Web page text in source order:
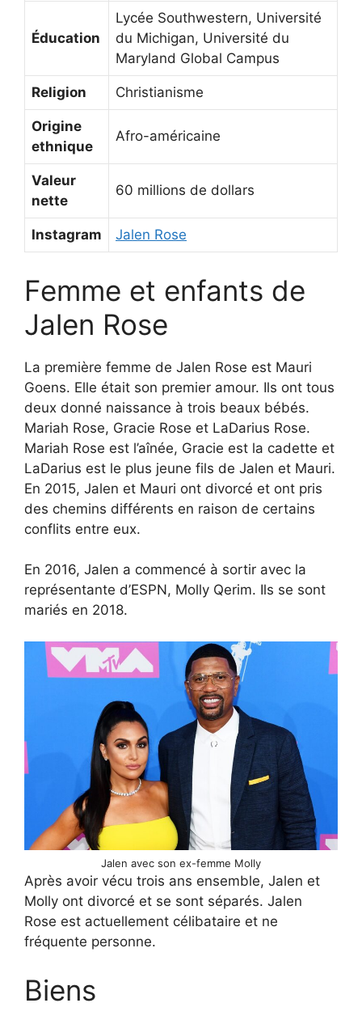
Éducation
Lycée Southwestern, Université
du Michigan, Université du
Maryland Global Campus
Religion Christianisme
Origine
ethnique
Afro-américaine
Valeur
nette
60 millions de dollars
Instagram Jalen Rose
Femme et enfants de
Jalen Rose
La première femme de Jalen Rose est Mauri
Goens. Elle était son premier amour. Ils ont tous
deux donné naissance à trois beaux bébés.
Mariah Rose, Gracie Rose et LaDarius Rose.
Mariah Rose est l’aînée, Gracie est la cadette et
LaDarius est le plus jeune fils de Jalen et Mauri.
En 2015, Jalen et Mauri ont divorcé et ont pris
des chemins différents en raison de certains
conflits entre eux.
En 2016, Jalen a commencé à sortir avec la
représentante d’ESPN, Molly Qerim. Ils se sont
mariés en 2018.
Jalen avec son ex-femme Molly
Après avoir vécu trois ans ensemble, Jalen et
Molly ont divorcé et se sont séparés. Jalen
Rose est actuellement célibataire et ne
fréquente personne.
Biens